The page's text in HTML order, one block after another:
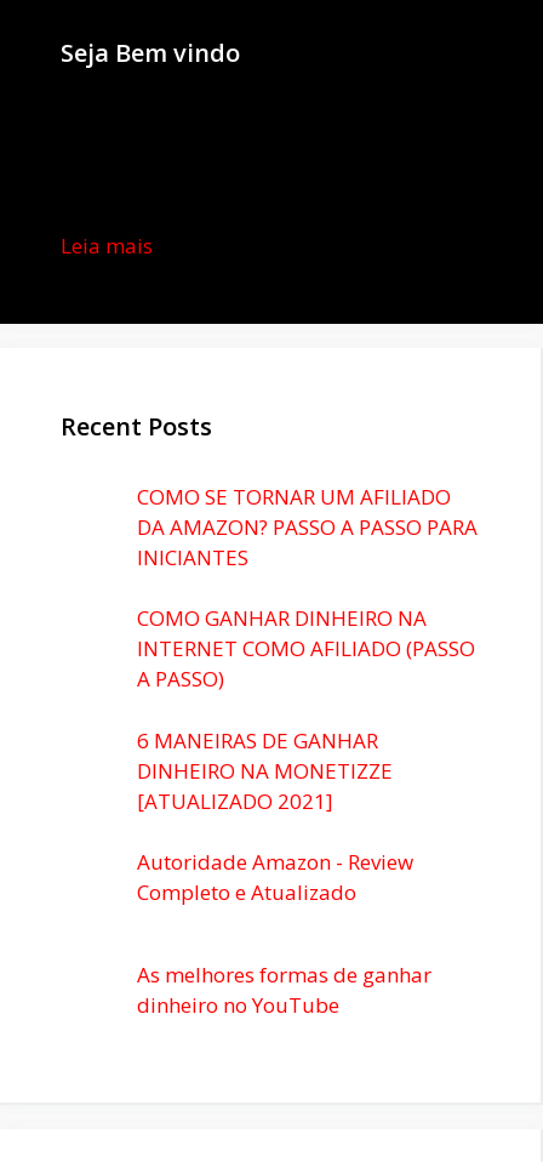
Seja Bem vindo
Leia mais
Recent Posts
COMO SE TORNAR UM AFILIADO
DA AMAZON? PASSO A PASSO PARA
INICIANTES
COMO GANHAR DINHEIRO NA
INTERNET COMO AFILIADO (PASSO
A PASSO)
6 MANEIRAS DE GANHAR
DINHEIRO NA MONETIZZE
[ATUALIZADO 2021]
Autoridade Amazon - Review
Completo e Atualizado
As melhores formas de ganhar
dinheiro no YouTube